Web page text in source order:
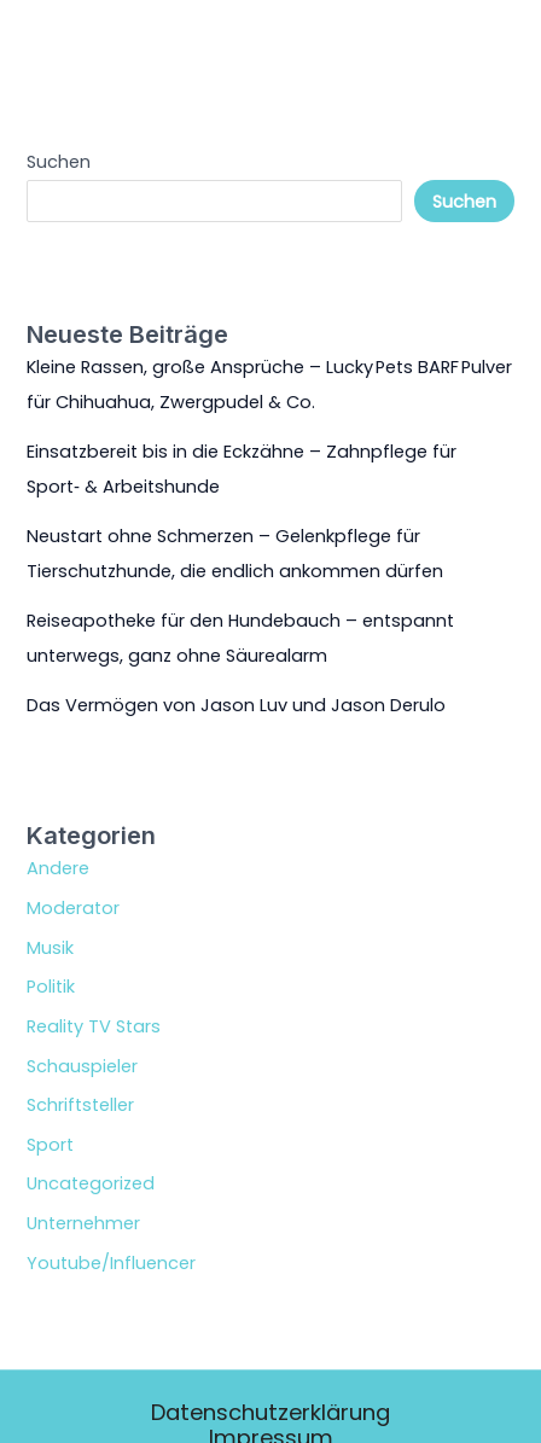
Suchen
Suchen
Neueste Beiträge
Kleine Rassen, große Ansprüche – Lucky Pets BARF Pulver
für Chihuahua, Zwergpudel & Co.
Einsatzbereit bis in die Eckzähne – Zahnpflege für
Sport‑ & Arbeitshunde
Neustart ohne Schmerzen – Gelenkpflege für
Tierschutzhunde, die endlich ankommen dürfen
Reiseapotheke für den Hundebauch – entspannt
unterwegs, ganz ohne Säurealarm
Das Vermögen von Jason Luv und Jason Derulo
Kategorien
Andere
Moderator
Musik
Politik
Reality TV Stars
Schauspieler
Schriftsteller
Sport
Uncategorized
Unternehmer
Youtube/Influencer
Datenschutzerklärung